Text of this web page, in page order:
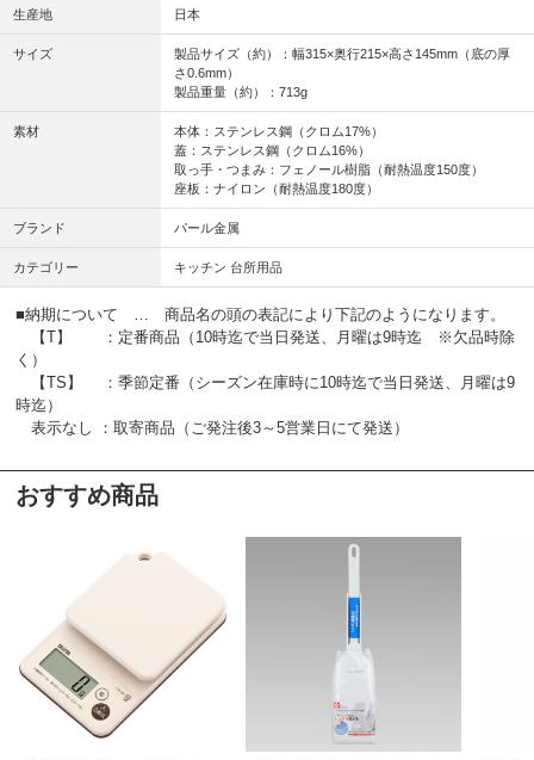
生産地 日本
サイズ
製品サイズ（約）：幅315×奥行215×高さ145mm（底の厚
さ0.6mm）
製品重量（約）：713g
素材
本体：ステンレス鋼（クロム17%）
蓋：ステンレス鋼（クロム16%）
取っ手・つまみ：フェノール樹脂（耐熱温度150度）
座板：ナイロン（耐熱温度180度）
ブランド パール金属
カテゴリー キッチン 台所用品
■納期について … 商品名の頭の表記により下記のようになります。
【T】 ：定番商品（10時迄で当日発送、月曜は9時迄 ※欠品時除
く）
【TS】 ：季節定番（シーズン在庫時に10時迄で当日発送、月曜は9
時迄）
表示なし ：取寄商品（ご発注後3～5営業日にて発送）
おすすめ商品